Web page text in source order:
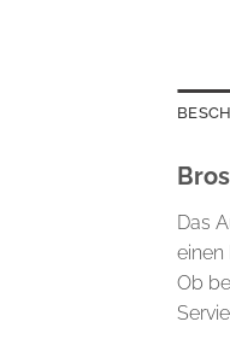
Das
einen
Ob